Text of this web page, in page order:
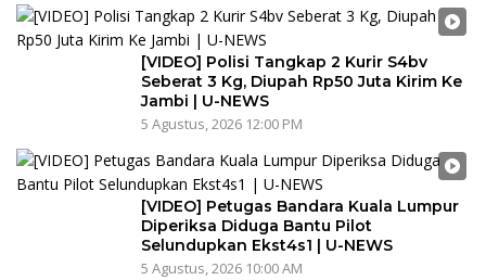
[VIDEO] Polisi Tangkap 2 Kurir S4bv
Seberat 3 Kg, Diupah Rp50 Juta Kirim Ke
Jambi | U-NEWS
5 Agustus, 2026 12:00 PM
[VIDEO] Petugas Bandara Kuala Lumpur
Diperiksa Diduga Bantu Pilot
Selundupkan Ekst4s1 | U-NEWS
5 Agustus, 2026 10:00 AM